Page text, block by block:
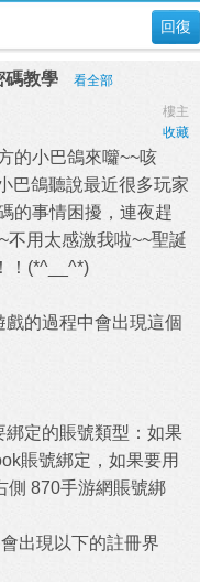
回復
碼教學 看全部
樓主
收藏
的小巴鴿來囖~~咳
巴鴿聽說最近很多玩家
的事情困擾，連夜趕
不用太感激我啦~~聖誕
！(*^__^*)
的過程中會出現這個
定的賬號類型：如果
賬號綁定，如果要用
側 870手游網賬號綁
出現以下的註冊界